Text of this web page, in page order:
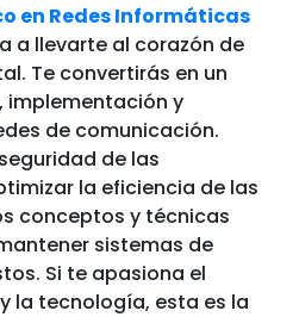
en Redes Informáticas
a llevarte al corazón de
Te convertirás en un
implementación y
de comunicación.
de las
la eficiencia de las
conceptos y técnicas
sistemas de
Si te apasiona el
la tecnología, esta es la